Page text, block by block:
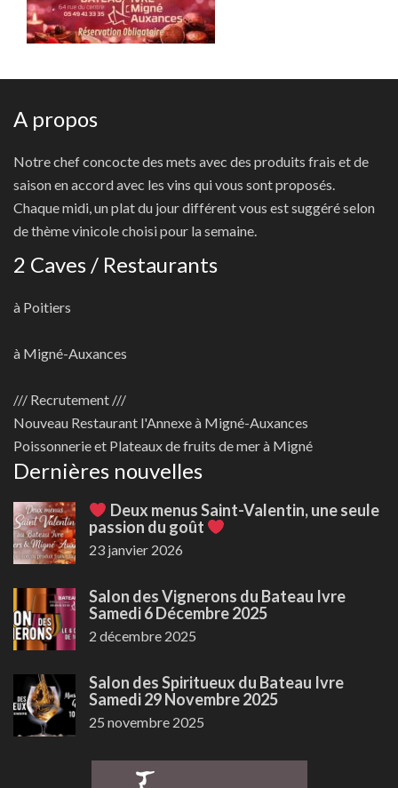
A propos
Notre chef concocte des mets avec des produits frais et de
saison en accord avec les vins qui vous sont proposés.
Chaque midi, un plat du jour différent vous est suggéré selon
de thème vinicole choisi pour la semaine.
2 Caves / Restaurants
à Poitiers
à Migné-Auxances
/// Recrutement ///
Nouveau Restaurant l'Annexe à Migné-Auxances
Poissonnerie et Plateaux de fruits de mer à Migné
Dernières nouvelles
Deux menus Saint-Valentin, une seule
passion du goût
23 janvier 2026
Salon des Vignerons du Bateau Ivre
Samedi 6 Décembre 2025
2 décembre 2025
Salon des Spiritueux du Bateau Ivre
Samedi 29 Novembre 2025
25 novembre 2025